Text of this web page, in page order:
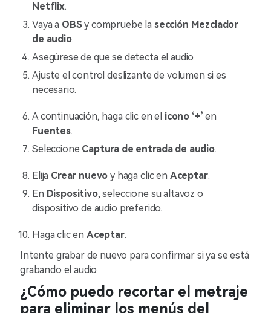
Netflix.
Vaya a OBSy compruebe la sección Mezclador
de audio.
Asegúrese de que se detecta el audio.
Ajuste el control deslizante de volumen si es
necesario.
A continuación, haga clic en el icono ‘+’ en
Fuentes.
Seleccione Captura de entrada de audio.
Elija Crear nuevo y haga clic en Aceptar.
En Dispositivo, seleccione su altavoz o
dispositivo de audio preferido.
Haga clic en Aceptar.
Intente grabar de nuevo para confirmar si ya se está
grabando el audio.
¿Cómo puedo recortar el metraje
para eliminar los menús del